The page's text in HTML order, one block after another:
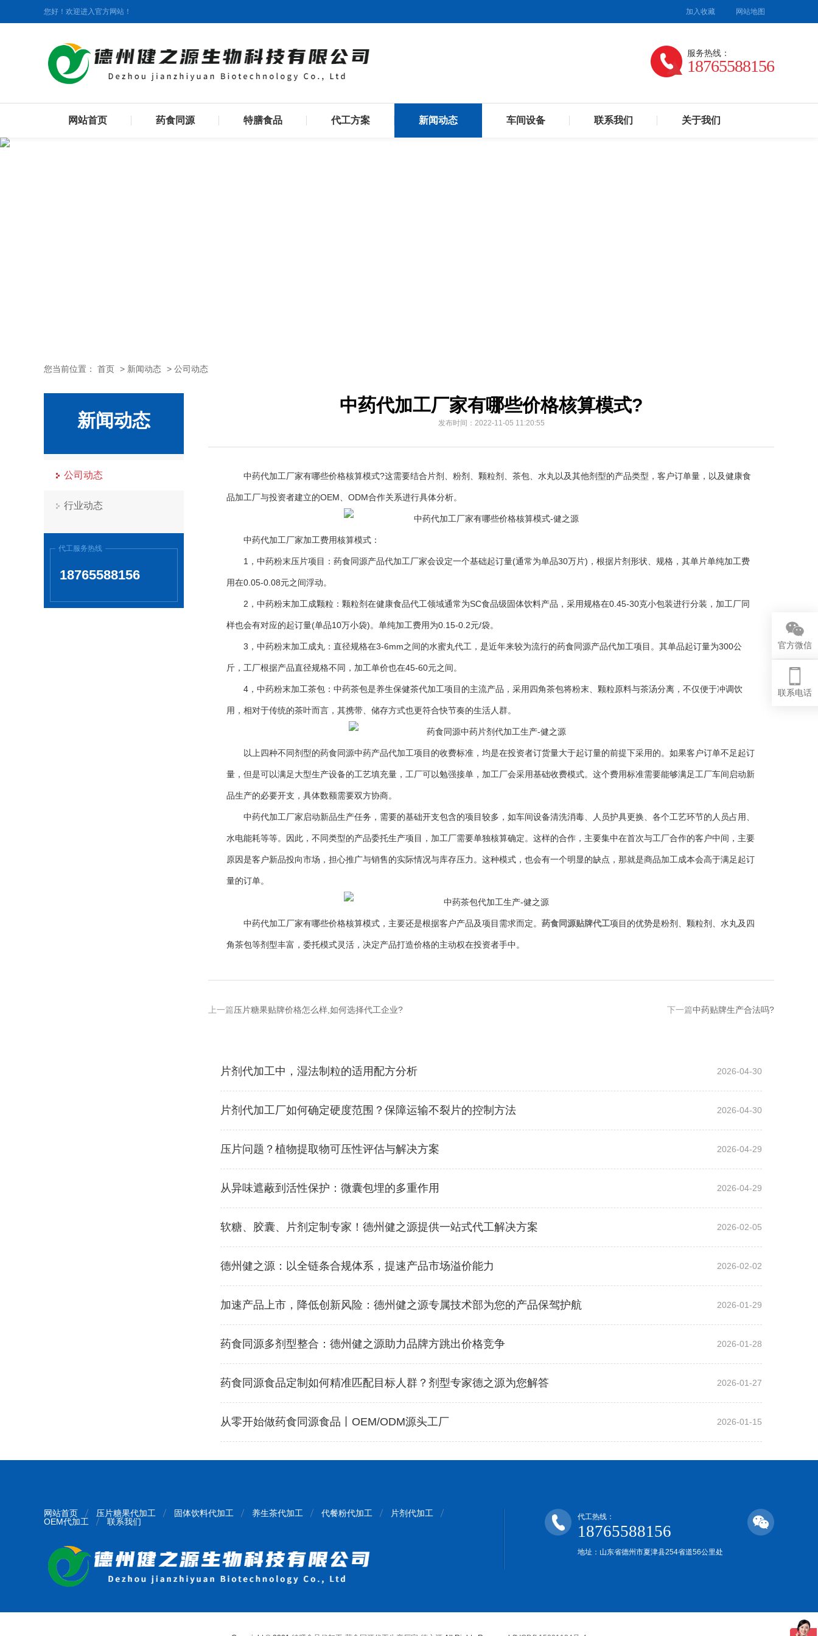
您好！欢迎进入官方网站！ 加入收藏 网站地图
服务热线：
18765588156
网站首页 药食同源 特膳食品 代工方案 新闻动态 车间设备 联系我们 关于我们
您当前位置： 首页 > 新闻动态 > 公司动态
新闻动态
公司动态
行业动态
代工服务热线
18765588156
中药代加工厂家有哪些价格核算模式?
发布时间：2022-11-05 11:20:55
中药代加工厂家有哪些价格核算模式?这需要结合片剂、粉剂、颗粒剂、茶包、水丸以及其他剂型的产品类型，客户订单量，以及健康食
品加工厂与投资者建立的OEM、ODM合作关系进行具体分析。
中药代加工厂家加工费用核算模式：
1，中药粉末压片项目：药食同源产品代加工厂家会设定一个基础起订量(通常为单品30万片)，根据片剂形状、规格，其单片单纯加工费
用在0.05-0.08元之间浮动。
2，中药粉末加工成颗粒：颗粒剂在健康食品代工领域通常为SC食品级固体饮料产品，采用规格在0.45-30克小包装进行分装，加工厂同
样也会有对应的起订量(单品10万小袋)。单纯加工费用为0.15-0.2元/袋。
3，中药粉末加工成丸：直径规格在3-6mm之间的水蜜丸代工，是近年来较为流行的药食同源产品代加工项目。其单品起订量为300公
斤，工厂根据产品直径规格不同，加工单价也在45-60元之间。
4，中药粉末加工茶包：中药茶包是养生保健茶代加工项目的主流产品，采用四角茶包将粉末、颗粒原料与茶汤分离，不仅便于冲调饮
用，相对于传统的茶叶而言，其携带、储存方式也更符合快节奏的生活人群。
以上四种不同剂型的药食同源中药产品代加工项目的收费标准，均是在投资者订货量大于起订量的前提下采用的。如果客户订单不足起订
量，但是可以满足大型生产设备的工艺填充量，工厂可以勉强接单，加工厂会采用基础收费模式。这个费用标准需要能够满足工厂车间启动新
品生产的必要开支，具体数额需要双方协商。
中药代加工厂家启动新品生产任务，需要的基础开支包含的项目较多，如车间设备清洗消毒、人员护具更换、各个工艺环节的人员占用、
水电能耗等等。因此，不同类型的产品委托生产项目，加工厂需要单独核算确定。这样的合作，主要集中在首次与工厂合作的客户中间，主要
原因是客户新品投向市场，担心推广与销售的实际情况与库存压力。这种模式，也会有一个明显的缺点，那就是商品加工成本会高于满足起订
量的订单。
中药代加工厂家有哪些价格核算模式，主要还是根据客户产品及项目需求而定。 药食同源贴牌代工项目的优势是粉剂、颗粒剂、水丸及四
角茶包等剂型丰富，委托模式灵活，决定产品打造价格的主动权在投资者手中。
上一篇压片糖果贴牌价格怎么样,如何选择代工企业? 下一篇中药贴牌生产合法吗?
片剂代加工中，湿法制粒的适用配方分析 2026-04-30
片剂代加工厂如何确定硬度范围？保障运输不裂片的控制方法 2026-04-30
压片问题？植物提取物可压性评估与解决方案 2026-04-29
从异味遮蔽到活性保护：微囊包埋的多重作用 2026-04-29
软糖、胶囊、片剂定制专家！德州健之源提供一站式代工解决方案 2026-02-05
德州健之源：以全链条合规体系，提速产品市场溢价能力 2026-02-02
加速产品上市，降低创新风险：德州健之源专属技术部为您的产品保驾护航 2026-01-29
药食同源多剂型整合：德州健之源助力品牌方跳出价格竞争 2026-01-28
药食同源食品定制如何精准匹配目标人群？剂型专家德之源为您解答 2026-01-27
从零开始做药食同源食品丨OEM/ODM源头工厂 2026-01-15
网站首页 压片糖果代加工 固体饮料代加工 养生茶代加工 代餐粉代加工
片剂代加工
OEM代加工
联系我们 代工热线：
18765588156
地址：山东省德州市夏津县254省道56公里处
官方微信
联系电话